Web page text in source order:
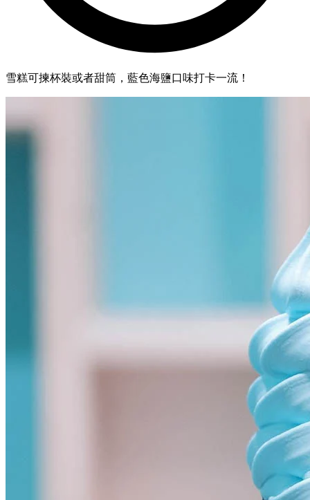
雪糕可揀杯裝或者甜筒，藍色海鹽口味打卡一流！